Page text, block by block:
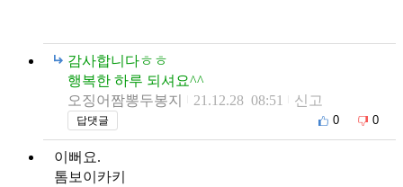
감사합니다ㅎㅎ
행복한 하루 되셔요^^
오징어짬뽕두봉지
21.12.28 08:51 신고
답댓글 0 0
이뻐요.
톰보이카키